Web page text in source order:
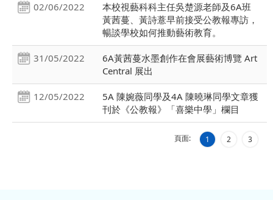
02/06/2022
本校視藝科科主任吳楚源老師及6A班
黃茜蔓、黃詩薏早前接受公教報專訪，
暢談學校如何推動藝術教育。
31/05/2022
6A黃茜蔓水墨創作在會展藝術博覽 Art
Central 展出
12/05/2022
5A 陳婉薇同學及4A 陳曉琳同學文章獲
刊於《公教報》「喜樂中學」欄目
頁面: 1 2 3